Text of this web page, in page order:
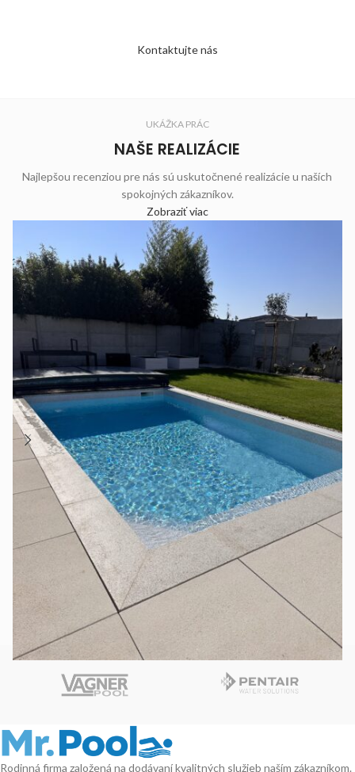
Kontaktujte nás
UKÁŽKA PRÁC
NAŠE REALIZÁCIE
Najlepšou recenziou pre nás sú uskutočnené realizácie u naších
spokojných zákazníkov.
Zobraziť viac
Rodinná firma založená na dodávaní kvalitných služieb naším zákazníkom.